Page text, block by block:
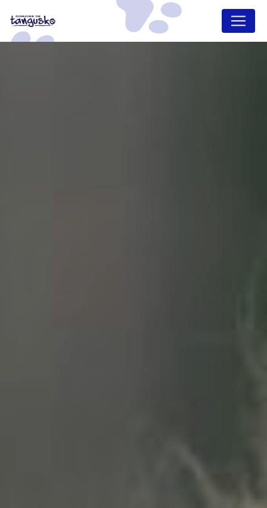
Panneau de gestion des cookies